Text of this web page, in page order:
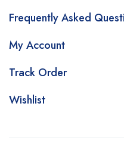
Frequently Asked
My Account
Track Order
Wishlist